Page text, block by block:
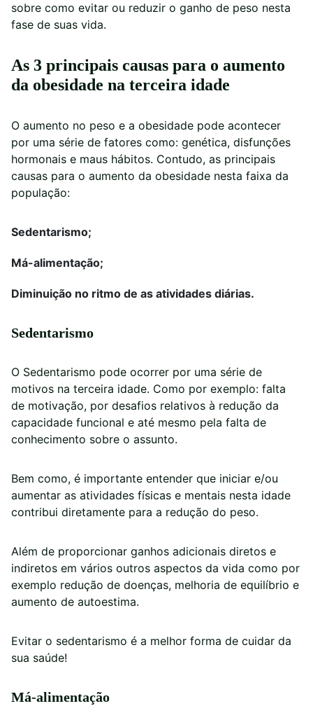
sobre como evitar ou reduzir o ganho de peso nesta
fase de suas vida.
As 3 principais causas para o aumento
da obesidade na terceira idade
O aumento no peso e a obesidade pode acontecer
por uma série de fatores como: genética, disfunções
hormonais e maus hábitos. Contudo, as principais
causas para o aumento da obesidade nesta faixa da
população:
Sedentarismo;
Má-alimentação;
Diminuição no ritmo de as atividades diárias.
Sedentarismo
O Sedentarismo pode ocorrer por uma série de
motivos na terceira idade. Como por exemplo: falta
de motivação, por desafios relativos à redução da
capacidade funcional e até mesmo pela falta de
conhecimento sobre o assunto.
Bem como, é importante entender que iniciar e/ou
aumentar as atividades físicas e mentais nesta idade
contribui diretamente para a redução do peso.
Além de proporcionar ganhos adicionais diretos e
indiretos em vários outros aspectos da vida como por
exemplo redução de doenças, melhoria de equilíbrio e
aumento de autoestima.
Evitar o sedentarismo é a melhor forma de cuidar da
sua saúde!
Má-alimentação